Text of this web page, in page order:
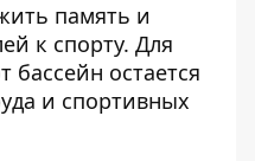
память и
к спорту. Для
бассейн остается
и спортивных